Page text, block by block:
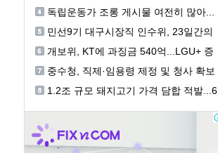
독립운동가 조롱 게시물 여전히 많아...
민선9기 대구시장직 인수위, 23일간의
개보위, KT에 과징금 540억...LGU+ 증
중수청, 직제·임용령 제정 및 청사 확보
1.2조 규모 돼지고기 가격 담합 적발...6